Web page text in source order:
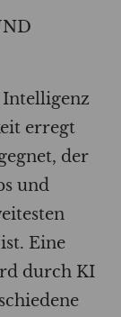
erregt
der
und
Eine
durch KI